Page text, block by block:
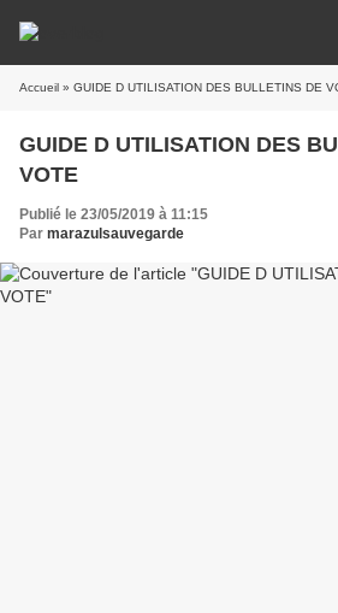
Accueil » GUIDE D UTILISATION DES BULLETINS DE
GUIDE D UTILISATION DES
VOTE
Publié le 23/05/2019 à 11:15
Par marazulsauvegarde